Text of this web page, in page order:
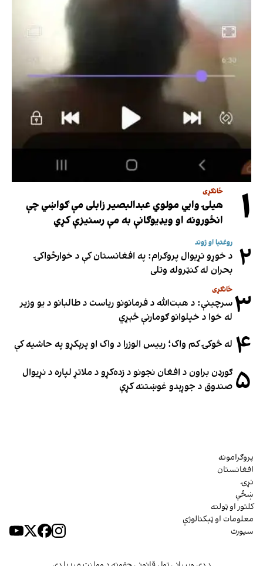
۱ ځانګړی
هیلۍ وایي مولوي عبدالبصیر زابلی مې ګواښي چې
انځورونه او ویډیوګانې به مې رسنیزې کړي
۲ روغتیا او ژوند
د خوړو نړیوال پروګرام: په افغانستان کې د خوارځواکۍ
بحران له کنټروله وتلی
۳ ځانګړی
سرچینې: د هبت‌الله د فرمانونو ریاست د طالبانو د یو وزیر
له خوا د خپلوانو ګومارنې څېړي
۴ له څوکۍ کم واک؛ رییس الوزرا د واک او پرېکړو په حاشیه کې
۵ ګورډن براون د افغان نجونو د زده‌کړو د ملاتړ لپاره د نړیوال
صندوق د جوړېدو غوښتنه کړې
پروګرامونه
افغانستان
نړۍ
ښځې
کلتور او ټولنه
معلومات او ټېکنالوژي
سپورت